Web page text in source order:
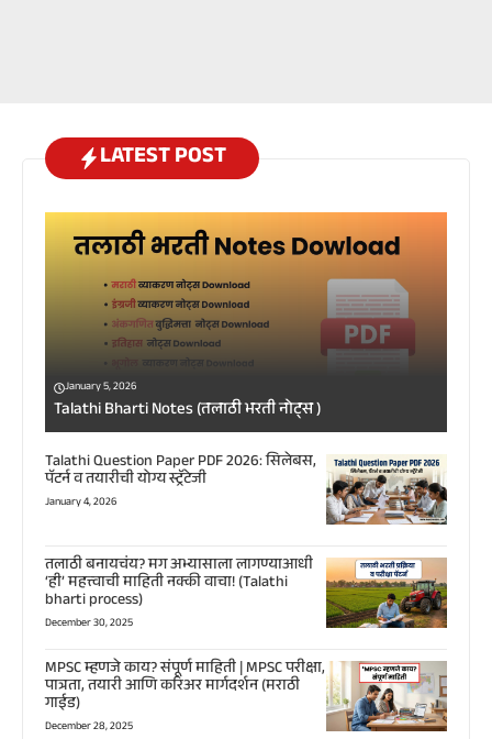
LATEST POST
January 5, 2026
Talathi Bharti Notes (तलाठी भरती नोट्स )
Talathi Question Paper PDF 2026: सिलेबस,
पॅटर्न व तयारीची योग्य स्ट्रॅटेजी
January 4, 2026
तलाठी बनायचंय? मग अभ्यासाला लागण्याआधी
‘ही’ महत्त्वाची माहिती नक्की वाचा! (Talathi
bharti process)
December 30, 2025
MPSC म्हणजे काय? संपूर्ण माहिती | MPSC परीक्षा,
पात्रता, तयारी आणि करिअर मार्गदर्शन (मराठी
गाईड)
December 28, 2025